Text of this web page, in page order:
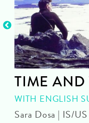
TIME AND
WITH ENGLISH
Sara Dosa | IS/